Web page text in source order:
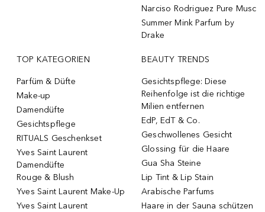
Narciso Rodriguez Pure Musc
Summer Mink Parfum by
Drake
TOP KATEGORIEN
Parfüm & Düfte
Make-up
Damendüfte
Gesichtspflege
RITUALS Geschenkset
Yves Saint Laurent
Damendüfte
Rouge & Blush
Yves Saint Laurent Make-Up
Yves Saint Laurent
BEAUTY TRENDS
Gesichtspflege: Diese
Reihenfolge ist die richtige
Milien entfernen
EdP, EdT & Co.
Geschwollenes Gesicht
Glossing für die Haare
Gua Sha Steine
Lip Tint & Lip Stain
Arabische Parfums
Haare in der Sauna schützen